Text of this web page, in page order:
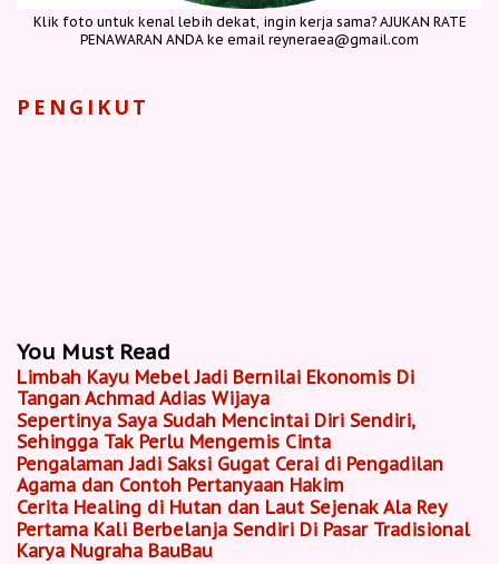
Klik foto untuk kenal lebih dekat, ingin kerja sama? AJUKAN RATE
PENAWARAN ANDA ke email reyneraea@gmail.com
PENGIKUT
You Must Read
Limbah Kayu Mebel Jadi Bernilai Ekonomis Di
Tangan Achmad Adias Wijaya
Sepertinya Saya Sudah Mencintai Diri Sendiri,
Sehingga Tak Perlu Mengemis Cinta
Pengalaman Jadi Saksi Gugat Cerai di Pengadilan
Agama dan Contoh Pertanyaan Hakim
Cerita Healing di Hutan dan Laut Sejenak Ala Rey
Pertama Kali Berbelanja Sendiri Di Pasar Tradisional
Karya Nugraha BauBau